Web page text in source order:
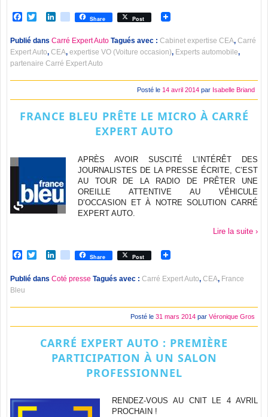
Facebook
TwitterLinkedIn
viadeoShare Post
Publié dans Carré Expert Auto Tagués avec : Cabinet expertise CEA, Carré
Expert Auto, CEA, expertise VO (Voiture occasion), Experts automobile,
partenaire Carré Expert Auto
Posté le 14 avril 2014 par Isabelle Briand
FRANCE BLEU PRÊTE LE MICRO À CARRÉ
EXPERT AUTO
APRÈS AVOIR SUSCITÉ L’INTÉRÊT DES
JOURNALISTES DE LA PRESSE ÉCRITE, C’EST
AU TOUR DE LA RADIO DE PRÊTER UNE
OREILLE ATTENTIVE AU VÉHICULE
D’OCCASION ET À NOTRE SOLUTION CARRÉ
EXPERT AUTO.
Lire la suite ›
Facebook
TwitterLinkedIn
viadeoShare Post
Publié dans Coté presse Tagués avec : Carré Expert Auto, CEA, France
Bleu
Posté le 31 mars 2014 par Véronique Gros
CARRÉ EXPERT AUTO : PREMIÈRE
PARTICIPATION À UN SALON
PROFESSIONNEL
RENDEZ-VOUS AU CNIT LE 4 AVRIL
PROCHAIN !